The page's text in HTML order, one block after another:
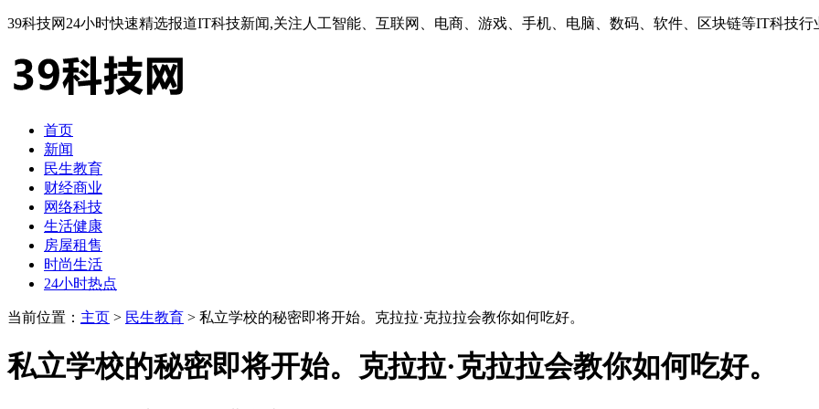
39科技网24小时快速精选报道IT科技新闻,关注人工智能、互联网、电商、游戏、手机、电脑、数码、软件、区块链等IT科技行
首页
新闻
民生教育
财经商业
网络科技
生活健康
房屋租售
时尚生活
24小时热点
当前位置： 主页 > 民生教育 > 私立学校的秘密即将开始。克拉拉·克拉拉会教你如何吃好。
私立学校的秘密即将开始。克拉拉·克拉拉会教你如何吃好。